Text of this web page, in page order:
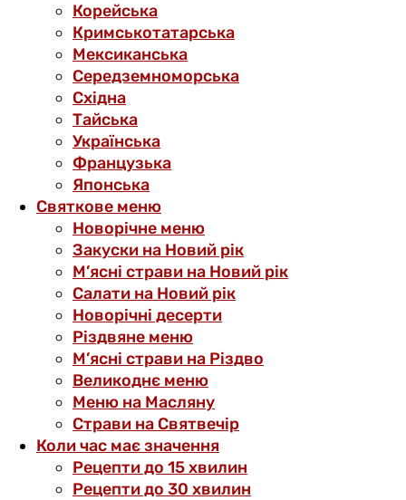
Корейська
Кримськотатарська
Мексиканська
Середземноморська
Східна
Тайська
Українська
Французька
Японська
Святкове меню
Новорічне меню
Закуски на Новий рік
М’ясні страви на Новий рік
Салати на Новий рік
Новорічні десерти
Різдвяне меню
М’ясні страви на Різдво
Великоднє меню
Меню на Масляну
Страви на Святвечір
Коли час має значення
Рецепти до 15 хвилин
Рецепти до 30 хвилин